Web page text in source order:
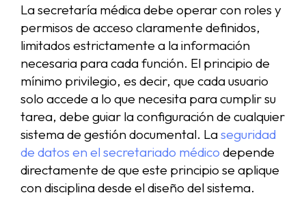
La secretaría médica debe operar con roles y
permisos de acceso claramente definidos,
limitados estrictamente a la información
necesaria para cada función. El principio de
mínimo privilegio, es decir, que cada usuario
solo accede a lo que necesita para cumplir su
tarea, debe guiar la configuración de cualquier
sistema de gestión documental. Laseguridad
de datos en el secretariado médico depende
directamente de que este principio se aplique
con disciplina desde el diseño del sistema.